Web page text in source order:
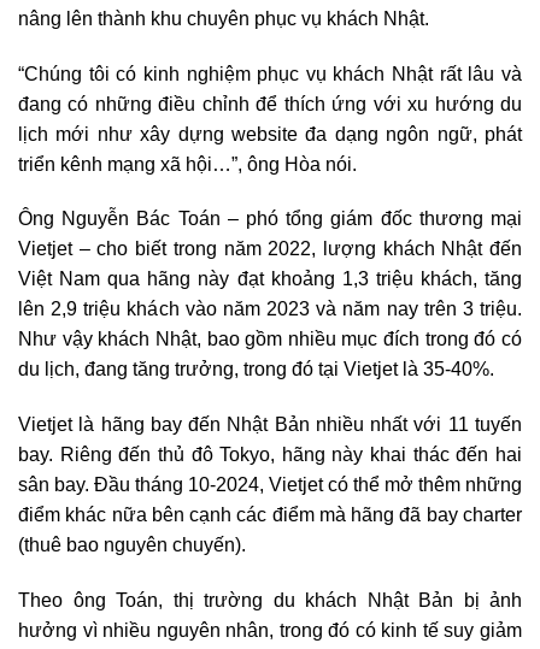
nâng lên thành khu chuyên phục vụ khách Nhật.
“Chúng tôi có kinh nghiệm phục vụ khách Nhật rất lâu và
đang có những điều chỉnh để thích ứng với xu hướng du
lịch mới như xây dựng website đa dạng ngôn ngữ, phát
triển kênh mạng xã hội…”, ông Hòa nói.
Ông Nguyễn Bác Toán – phó tổng giám đốc thương mại
Vietjet – cho biết trong năm 2022, lượng khách Nhật đến
Việt Nam qua hãng này đạt khoảng 1,3 triệu khách, tăng
lên 2,9 triệu khách vào năm 2023 và năm nay trên 3 triệu.
Như vậy khách Nhật, bao gồm nhiều mục đích trong đó có
du lịch, đang tăng trưởng, trong đó tại Vietjet là 35-40%.
Vietjet là hãng bay đến Nhật Bản nhiều nhất với 11 tuyến
bay. Riêng đến thủ đô Tokyo, hãng này khai thác đến hai
sân bay. Đầu tháng 10-2024, Vietjet có thể mở thêm những
điểm khác nữa bên cạnh các điểm mà hãng đã bay charter
(thuê bao nguyên chuyến).
Theo ông Toán, thị trường du khách Nhật Bản bị ảnh
hưởng vì nhiều nguyên nhân, trong đó có kinh tế suy giảm